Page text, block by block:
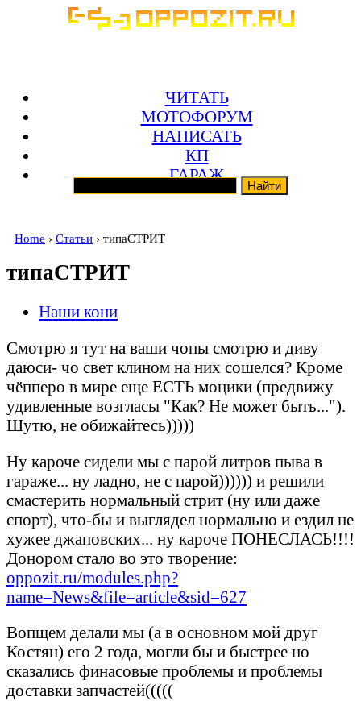
ЧИТАТЬ
МОТОФОРУМ
НАПИСАТЬ
КП
ГАРАЖ
Home › Статьи › типаСТРИТ
типаСТРИТ
Наши кони
Смотрю я тут на ваши чопы смотрю и диву
даюси- чо свет клином на них сошелся? Кроме
чёпперо в мире еще ЕСТЬ моцики (предвижу
удивленные возгласы "Как? Не может быть...").
Шутю, не обижайтесь)))))
Ну кароче сидели мы с парой литров пыва в
гараже... ну ладно, не с парой)))))) и решили
смастерить нормальный стрит (ну или даже
спорт), что-бы и выглядел нормально и ездил не
хужее джаповских... ну кароче ПОНЕСЛАСЬ!!!!
Донором стало во это творение:
oppozit.ru/modules.php?
name=News&file=article&sid=627
Вопщем делали мы (а в основном мой друг
Костян) его 2 года, могли бы и быстрее но
сказались финасовые проблемы и проблемы
доставки запчастей(((((